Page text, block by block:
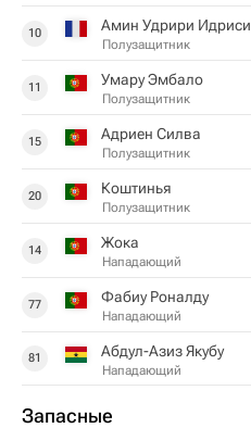
10 Амин Удрири Идриси
Полузащитник
11 Умару Эмбало
Полузащитник
15 Адриен Силва
Полузащитник
20 Коштинья
Полузащитник
14 Жока
Нападающий
77 Фабиу Роналду
Нападающий
81 Абдул-Азиз Якубу
Нападающий
Запасные